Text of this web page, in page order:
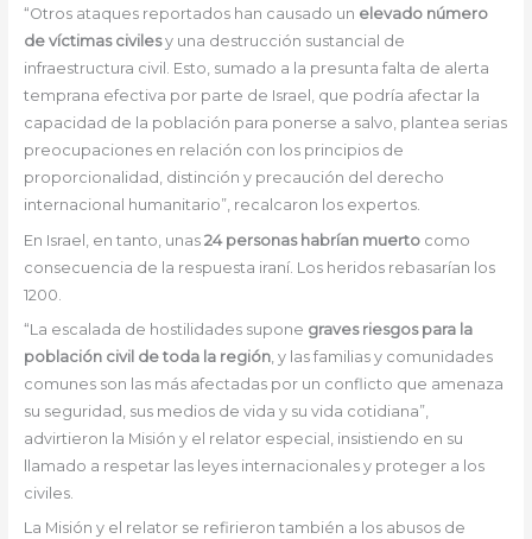
“Otros ataques reportados han causado un elevado número
de víctimas civilesy una destrucción sustancial de
infraestructura civil. Esto, sumado a la presunta falta de alerta
temprana efectiva por parte de Israel, que podría afectar la
capacidad de la población para ponerse a salvo, plantea serias
preocupaciones en relación con los principios de
proporcionalidad, distinción y precaución del derecho
internacional humanitario”, recalcaron los expertos.
En Israel, en tanto, unas 24 personas habrían muertocomo
consecuencia de la respuesta iraní. Los heridos rebasarían los
1200.
“La escalada de hostilidades supone graves riesgos para la
población civil de toda la región, y las familias y comunidades
comunes son las más afectadas por un conflicto que amenaza
su seguridad, sus medios de vida y su vida cotidiana”,
advirtieron la Misión y el relator especial, insistiendo en su
llamado a respetar las leyes internacionales y proteger a los
civiles.
La Misión y el relator se refirieron también a los abusos de